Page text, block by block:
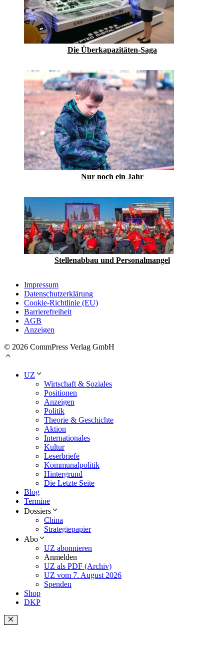
Die Überkapazitäten-Saga
Nur noch ein Jahr
Stellenabbau und Personalmangel
Impressum
Datenschutzerklärung
Cookie-Richtlinie (EU)
Barrierefreiheit
AGB
Anzeigen
© 2026 CommPress Verlag GmbH
UZ
Wirtschaft & Soziales
Positionen
Anzeigen
Politik
Theorie & Geschichte
Aktion
Internationales
Kultur
Leserbriefe
Kommunalpolitik
Hintergrund
Die Letzte Seite
Blog
Termine
Dossiers
China
Strategiepapier
Abo
UZ abonnieren
Anmelden
UZ als PDF (Archiv)
UZ vom 7. August 2026
Spenden
Shop
DKP
Schließen